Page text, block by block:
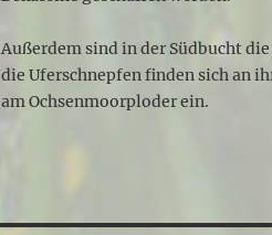
Außerdem sind in der Südbucht
die Uferschnepfen finden sich an
am Ochsenmoorploder ein.